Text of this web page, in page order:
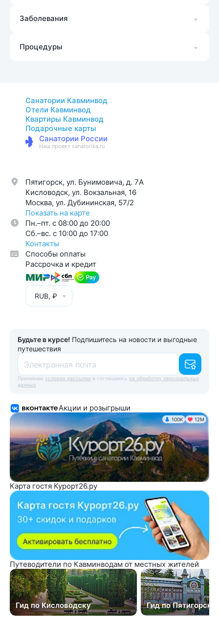
Заболевания
Процедуры
Санатории Кавминвод
Отели Кавминвод
Квартиры Кавминвод
Подарочные карты
Санатории России
Наш проект sanatorika.ru
Пятигорск, ул. Бунимовича, д. 7A
Кисловодск, ул. Вокзальная, 16
Москва, ул. Дубининская, 57/2
Показать на карте
Пн.–пт. с 08:00 до 20:00
Cб.–вс. с 10:00 до 17:00
Контакты
Способы оплаты
Рассрочка и кредит
RUB, ₽
Будьте в курсе! Подпишитесь на новости и выгодные
путешествия
Электронная почта
Принимаю условия рассылки и соглашаюсь на обработку персональных
данных
Акции и розыгрыши
100K 12М
Карта гостя Курорт26.ру
Путеводители по Кавминводам от местных жителей
Гид по Кисловодску Гид по Пятигорску